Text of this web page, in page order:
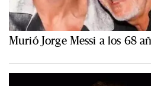
Murió Jorge Messi a los 68